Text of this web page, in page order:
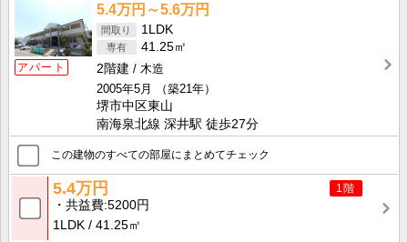
アパート
5.4万円～5.6万円
1LDK
41.25㎡
2階建
木造
2005年5月
（築21年）
堺市中区東山
南海泉北線 深井駅 徒歩27分
この建物のすべての部屋にまとめてチェック
1階
5.4万円
共益費 5200円
1LDK
41.25㎡